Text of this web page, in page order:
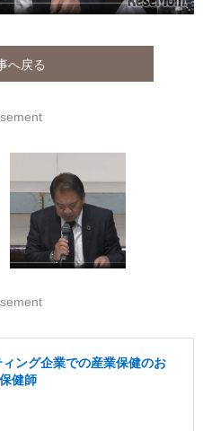
へ戻る
ィング企業での産業保健のお
健師